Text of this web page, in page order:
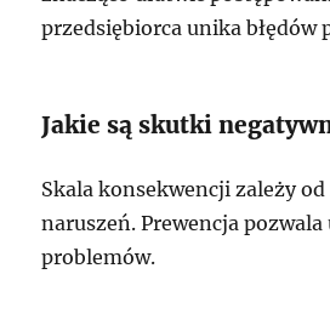
przedsiębiorca unika błędów
Jakie są skutki
Skala konsekwencji zależy
naruszeń. Prewencja
problemów.